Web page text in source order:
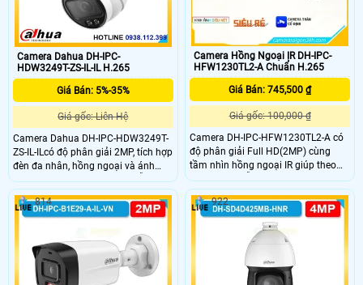
Camera Dahua DH-IPC-
HDW3249T-ZS-IL-IL H.265
Giá Bán: 5%-35%
Giá gốc: Liên Hệ
Camera Dahua DH-IPC-HDW3249T-
ZS-IL-ILcó độ phân giải 2MP, tích hợp
đèn đa nhân, hồng ngoại và ánh
sáng ấm tầm xa đến 50m. Hỗ trợ
thẻ nhớ 512GB, nguồn 12VDC/PoE,
đạt chuẩn chống nước IP67 cùng
các tính năng AI thông minh như
phát hiện xâm nhập, phân loại
người và phương tiện.
Camera Hồng Ngoại IR DH-IPC-
HFW1230TL2-A Chuẩn H.265
Giá Bán: 745,500 ₫
Giá gốc: 100,000 ₫
Camera DH-IPC-HFW1230TL2-A có
độ phân giải Full HD(2MP) cùng
tầm nhìn hồng ngoại IR giúp theo
dõi cả ngày lẫn đêm. Thu âm thanh
nhờ mic tích hợp đem lại sự tiện lợi
khi giám sát từ xa Kết hợp thêm khả
năng nhận diện thông minh giúp
phát hiện chính xác.Thiết kế bền bỉ
chuẩn IP67 thích hợp lắp đặt ngoài
814 922